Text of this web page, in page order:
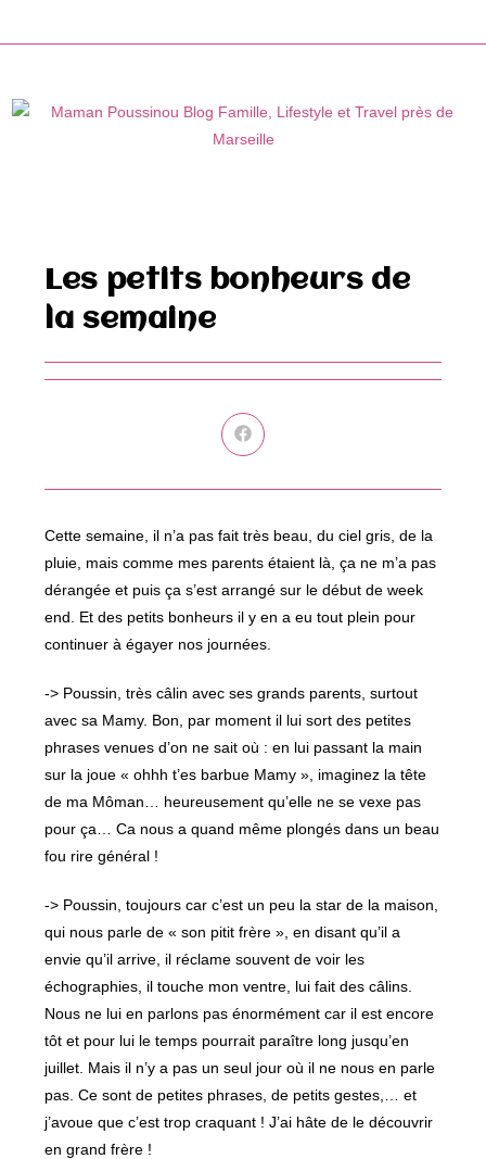
Les petits bonheurs de
la semaine
Ouvrir
dans
autre
Cette semaine, il n’a pas fait très beau, du ciel gris, de la
pluie, mais comme mes parents étaient là, ça ne m’a pas
dérangée et puis ça s’est arrangé sur le début de week
end. Et des petits bonheurs il y en a eu tout plein pour
continuer à égayer nos journées.
-> Poussin, très câlin avec ses grands parents, surtout
avec sa Mamy. Bon, par moment il lui sort des petites
phrases venues d’on ne sait où : en lui passant la main
sur la joue « ohhh t’es barbue Mamy », imaginez la tête
de ma Môman… heureusement qu’elle ne se vexe pas
pour ça… Ca nous a quand même plongés dans un beau
fou rire général !
-> Poussin, toujours car c’est un peu la star de la maison,
qui nous parle de « son pitit frère », en disant qu’il a
envie qu’il arrive, il réclame souvent de voir les
échographies, il touche mon ventre, lui fait des câlins.
Nous ne lui en parlons pas énormément car il est encore
tôt et pour lui le temps pourrait paraître long jusqu’en
juillet. Mais il n’y a pas un seul jour où il ne nous en parle
pas. Ce sont de petites phrases, de petits gestes,… et
j’avoue que c’est trop craquant ! J’ai hâte de le découvrir
en grand frère !